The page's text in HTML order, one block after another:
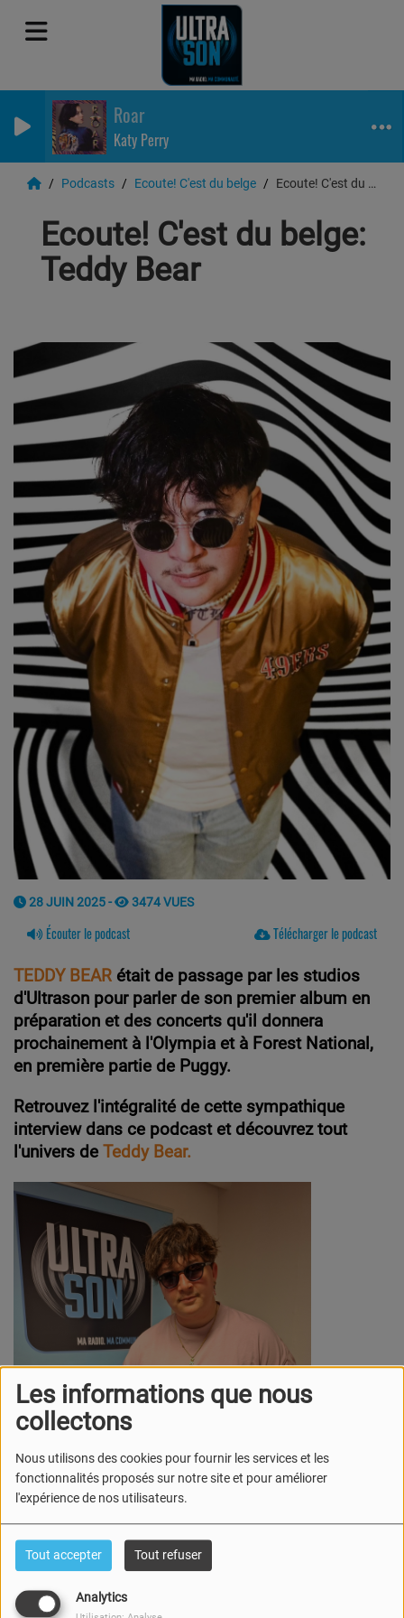
Les informations que nous
collectons
Nous utilisons des cookies pour fournir les services et les
fonctionnalités proposés sur notre site et pour améliorer
l'expérience de nos utilisateurs.
Tout accepter Tout refuser
Analytics
Roar
Katy Perry
Podcasts Ecoute! C'est du belge Ecoute! C'est du belge: Teddy Bear
Ecoute! C'est du belge:
Teddy Bear
28 JUIN 2025 - 3474 VUES
Écouter le podcast Télécharger le podcast
TEDDY BEAR était de passage par les studios
d'Ultrason pour parler de son premier album en
préparation et des concerts qu'il donnera
prochainement à l'Olympia et à Forest National,
en première partie de Puggy.
Retrouvez l'intégralité de cette sympathique
interview dans ce podcast et découvrez tout
l'univers de Teddy Bear.
Le groove et les mots...